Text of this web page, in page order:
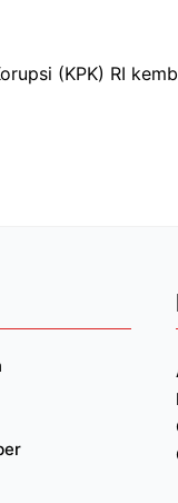
(KPK) RI